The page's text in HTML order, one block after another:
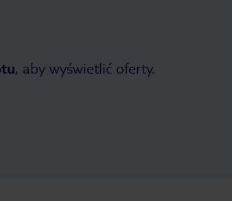
, aby wyświetlić oferty.